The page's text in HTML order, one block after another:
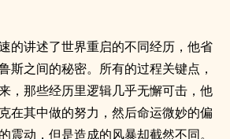
的讲述了世界重启的不同经历，他省
斯之间的秘密。所有的过程关键点，
，那些经历里逻辑几乎无懈可击，他
在其中做的努力，然后命运微妙的偏
震动，但是造成的风暴却截然不同。